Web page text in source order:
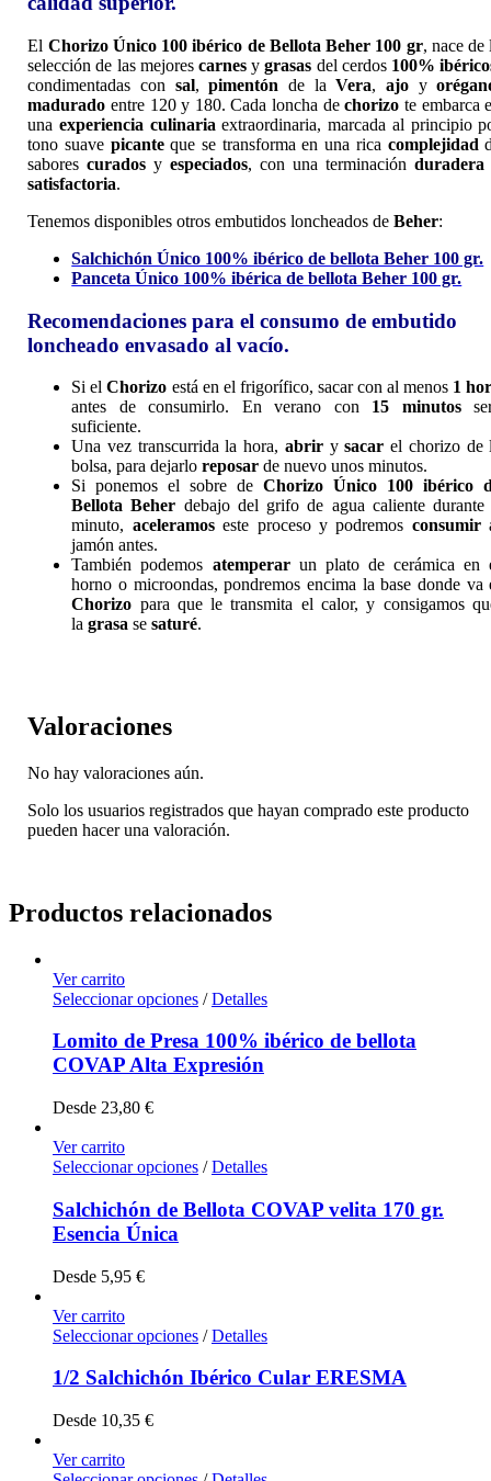
El Chorizo Único 100 ibérico de Bellota Beher 100 gr, nace de
selección de las mejorescarnes ygrasas del cerdos 100%
condimentadas con sal,pimentón de laVera, ajoy
madurado entre 120 y 180. Cada loncha dechorizo te embarca
una experiencia culinaria extraordinaria, marcada al principio
tono suave picanteque se transforma en una rica complejidad
saborescurados yespeciados, con una terminaciónduradera
satisfactoria.
Tenemos disponibles otros embutidos loncheados deBeher:
Salchichón Único 100% ibérico de bellota Beher 100 gr.
Panceta Único 100% ibérica de bellota Beher 100 gr.
Recomendaciones para el consumo de embutido
loncheado envasado al vacío.
Si elChorizo está en el frigorífico, sacar con al menos 1
antes de consumirlo. En verano con 15 minutos
suficiente.
Una vez transcurrida la hora, abrirysacar el chorizo de
bolsa, para dejarloreposar de nuevo unos minutos.
Si ponemos el sobre deChorizo Único 100 ibérico
Bellota Beher debajo del grifo de agua caliente durante
minuto, aceleramoseste proceso y podremos consumir
jamón antes.
También podemos atemperarun plato de cerámica en
horno o microondas, pondremos encima la base donde va
Chorizo para que le transmita el calor, y consigamos
lagrasa sesaturé.
Valoraciones
No hay valoraciones aún.
Solo los usuarios registrados que hayan comprado este producto
pueden hacer una valoración.
Productos relacionados
Ver carrito
Seleccionar opciones / Detalles
Lomito de Presa 100% ibérico de bellota
COVAP Alta Expresión
Desde 23,80 €
Ver carrito
Seleccionar opciones / Detalles
Salchichón de Bellota COVAP velita 170 gr.
Esencia Única
Desde 5,95 €
Ver carrito
Seleccionar opciones / Detalles
1/2 Salchichón Ibérico Cular ERESMA
Desde 10,35 €
Ver carrito